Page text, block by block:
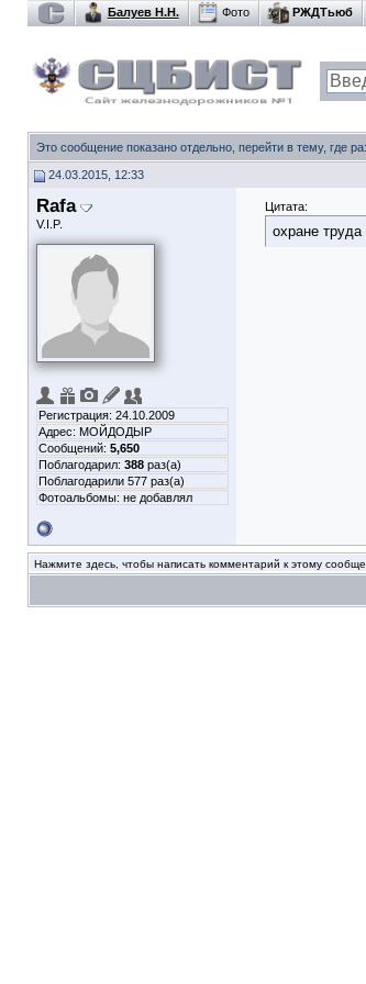
Балуев Н.Н. Фото РЖДТьюб
Это сообщение показано отдельно, перейти в тему, где
24.03.2015, 12:33
Rafa
V.I.P.
Регистрация: 24.10.2009
Адрес: МОЙДОДЫР
Сообщений: 5,650
Поблагодарил: 388 раз(а)
Поблагодарили 577 раз(а)
Фотоальбомы: не добавлял
Цитата:
охране
Нажмите здесь, чтобы написать комментарий к этому